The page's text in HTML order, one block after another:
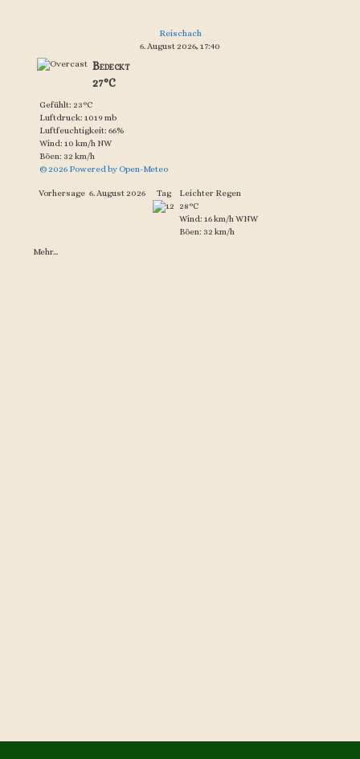
Reischach
6. August 2026, 17:40
Bedeckt
27°C
Gefühlt: 23°C
Luftdruck: 1019 mb
Luftfeuchtigkeit: 66%
Wind: 10 km/h NW
Böen: 32 km/h
© 2026 Powered by Open-Meteo
Vorhersage 6. August 2026 Tag
Leichter Regen
28°C
Wind: 16 km/h WNW
Böen: 32 km/h
Mehr...